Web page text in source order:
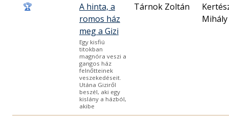
🏆
A hinta, a
romos ház
meg a Gizi
Egy kisfiú
titokban
magnóra veszi a
gangos ház
felnőtteinek
veszekedéseit.
Utána Giziről
beszél, aki egy
kislány a házból,
akibe
Tárnok Zoltán
Mihály